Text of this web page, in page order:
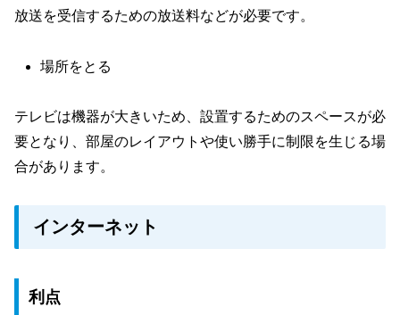
放送を受信するための放送料などが必要です。
場所をとる
テレビは機器が大きいため、設置するためのスペースが必
要となり、部屋のレイアウトや使い勝手に制限を生じる場
合があります。
インターネット
利点